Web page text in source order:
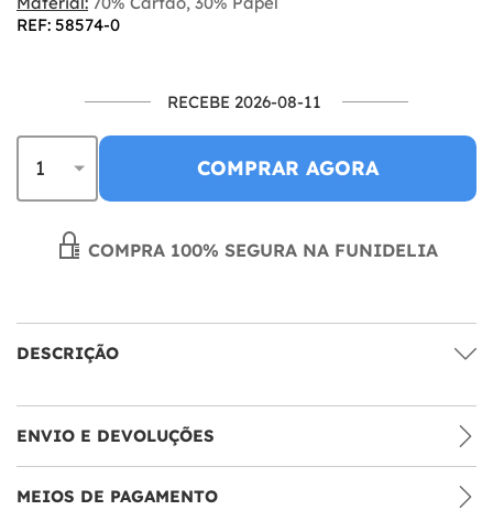
REF: 58574-0
RECEBE 2026-08-11
COMPRAR AGORA
COMPRA 100% SEGURA NA FUNIDELIA
DESCRIÇÃO
ENVIO E DEVOLUÇÕES
MEIOS DE PAGAMENTO